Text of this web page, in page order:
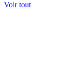
Voir tout